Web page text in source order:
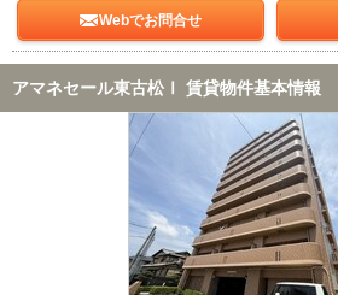
Webでお問合せ
アマネセール東古松Ⅰ 賃貸物件基本情報